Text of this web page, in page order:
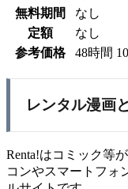
無料期間
なし
定額
なし
参考価格
48時間
レンタル漫画
Renta!はコミック等
コンやスマートフォ